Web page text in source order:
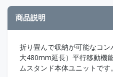
商品説明
折り畳んで収納が可能なコ
大480mm延長）平行移動機
ムスタンド本体ユニットで